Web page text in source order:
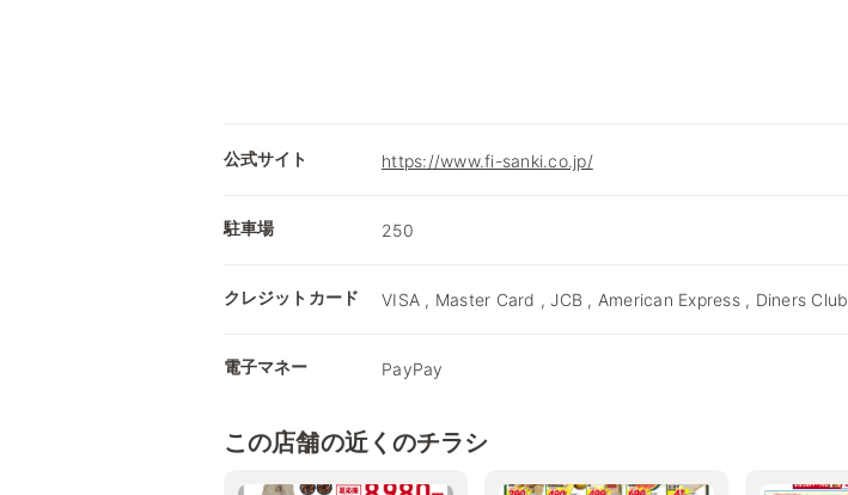
公式サイト https://www.fi-sanki.co.jp/
駐車場 250
クレジットカード VISA , Master Card , JCB , American Express , Diners Club
電子マネー PayPay
この店舗の近くのチラシ